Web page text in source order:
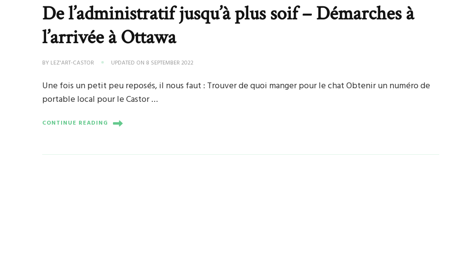
De l’administratif jusqu’à plus soif – Démarches à
l’arrivée à Ottawa
BY LEZ'ART-CASTOR UPDATED ON 8 SEPTEMBER 2022
Une fois un petit peu reposés, il nous faut : Trouver de quoi manger pour le chat Obtenir un numéro de
portable local pour le Castor …
CONTINUE READING